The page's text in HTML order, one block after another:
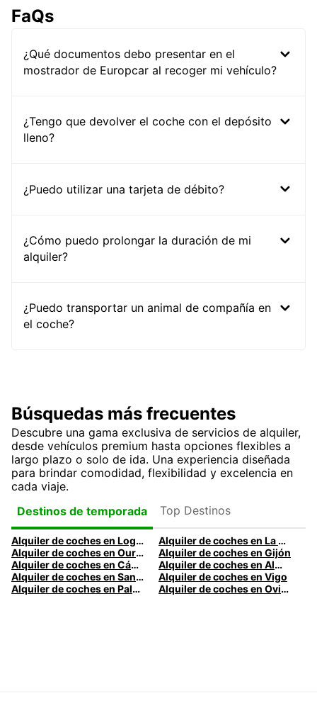
FaQs
¿Qué documentos debo presentar en el
mostrador de Europcar al recoger mi vehículo?
¿Tengo que devolver el coche con el depósito
lleno?
¿Puedo utilizar una tarjeta de débito?
¿Cómo puedo prolongar la duración de mi
alquiler?
¿Puedo transportar un animal de compañía en
el coche?
Búsquedas más frecuentes
Descubre una gama exclusiva de servicios de alquiler,
desde vehículos premium hasta opciones flexibles a
largo plazo o solo de ida. Una experiencia diseñada
para brindar comodidad, flexibilidad y excelencia en
cada viaje.
Destinos de temporada
Top Destinos
Alquiler de coches en Logroño
Alquiler de coches en La Coruña
Alquiler de coches en Ourense
Alquiler de coches en Gijón
Alquiler de coches en Cádiz
Alquiler de coches en Almería
Alquiler de coches en Santander
Alquiler de coches en Vigo
Alquiler de coches en Palma
Alquiler de coches en Oviedo